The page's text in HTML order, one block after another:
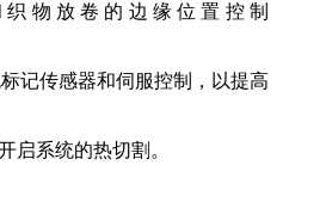
物放卷的边缘位置控制
记传感器和伺服控制，以提高
启系统的热切割。